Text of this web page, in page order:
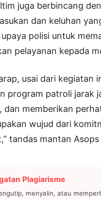
juga berbincang
dan keluhan
polisi untuk
pelayanan kepada
usai dari kegiatan
program patroli jarak
dan memberikan
wujud dari
tandas mantan
Plagiarisme
menyalin, atau